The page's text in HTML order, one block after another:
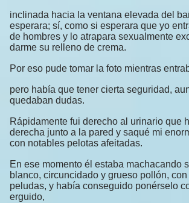
inclinada hacia la ventana elevada del
esperara; sí, como si esperara que yo
de hombres y lo atrapara sexualmente
darme su relleno de crema.
Por eso pude tomar la foto mientras
pero había que tener cierta seguridad,
quedaban dudas.
Rápidamente fui derecho al urinario que
derecha junto a la pared y saqué mi
con notables pelotas afeitadas.
En ese momento él estaba machacando
blanco, circuncidado y grueso pollón,
peludas, y había conseguido ponérselo
erguido,